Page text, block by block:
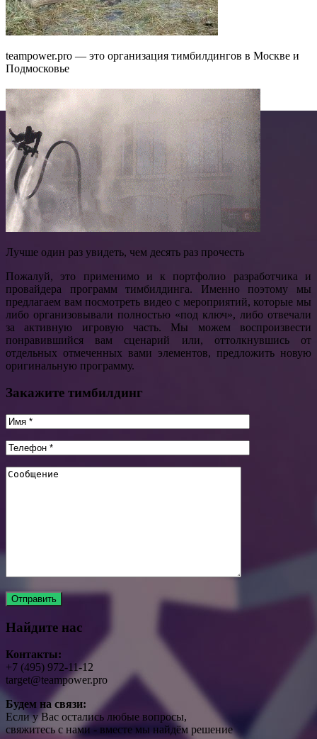
teampower.pro — это организация тимбилдингов в Москве и
Подмосковье
Лучше один раз увидеть, чем десять раз прочесть
Пожалуй, это применимо и к портфолио разработчика и
провайдера программ тимбилдинга. Именно поэтому мы
предлагаем вам посмотреть видео с мероприятий, которые мы
либо организовывали полностью «под ключ», либо отвечали
за активную игровую часть. Мы можем воспроизвести
понравившийся вам сценарий или, оттолкнувшись от
отдельных отмеченных вами элементов, предложить новую
оригинальную программу.
Закажите тимбилдинг
Найдите нас
Контакты:
+7 (495) 972-11-12
target@teampower.pro
Будем на связи:
Если у Вас остались любые вопросы,
свяжитесь с нами - вместе мы найдём решение